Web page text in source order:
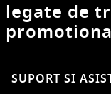
legate de
SUPORT SI